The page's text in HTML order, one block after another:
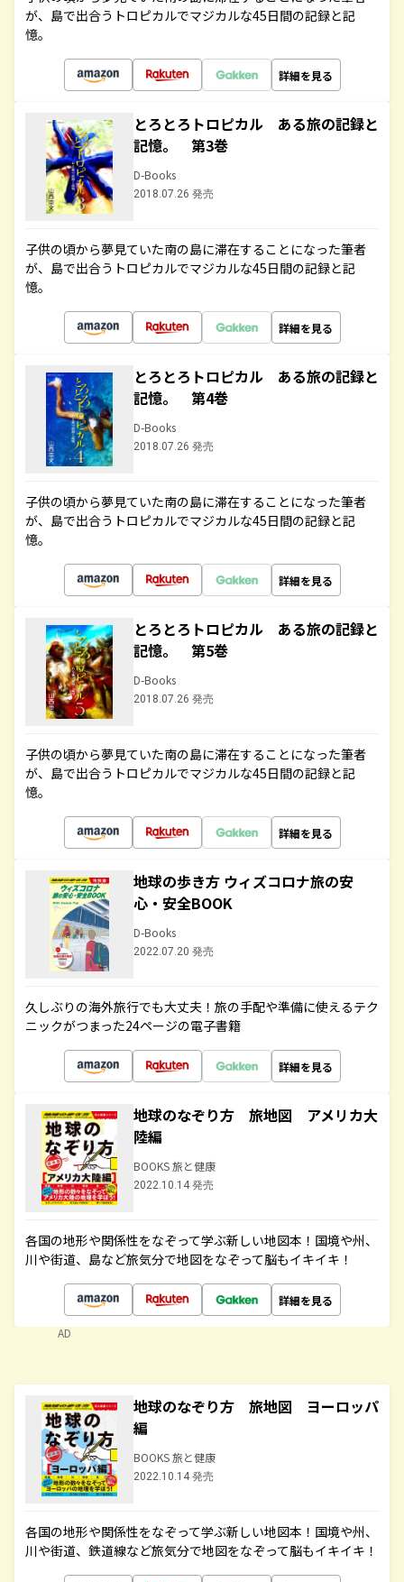
が、島で出合うトロピカルでマジカルな45日間の記録と記
憶。
詳細を見る
とろとろトロピカル ある旅の記録と
記憶。 第3巻
D-Books
2018.07.26 発売
子供の頃から夢見ていた南の島に滞在することになった筆者
が、島で出合うトロピカルでマジカルな45日間の記録と記
憶。
詳細を見る
とろとろトロピカル ある旅の記録と
記憶。 第4巻
D-Books
2018.07.26 発売
子供の頃から夢見ていた南の島に滞在することになった筆者
が、島で出合うトロピカルでマジカルな45日間の記録と記
憶。
詳細を見る
とろとろトロピカル ある旅の記録と
記憶。 第5巻
D-Books
2018.07.26 発売
子供の頃から夢見ていた南の島に滞在することになった筆者
が、島で出合うトロピカルでマジカルな45日間の記録と記
憶。
詳細を見る
地球の歩き方 ウィズコロナ旅の安
心・安全BOOK
D-Books
2022.07.20 発売
久しぶりの海外旅行でも大丈夫！旅の手配や準備に使えるテク
ニックがつまった24ページの電子書籍
詳細を見る
地球のなぞり方 旅地図 アメリカ大
陸編
BOOKS 旅と健康
2022.10.14 発売
各国の地形や関係性をなぞって学ぶ新しい地図本！国境や州、
川や街道、島など旅気分で地図をなぞって脳もイキイキ！
詳細を見る
AD
地球のなぞり方 旅地図 ヨーロッパ
編
BOOKS 旅と健康
2022.10.14 発売
各国の地形や関係性をなぞって学ぶ新しい地図本！国境や州、
川や街道、鉄道線など旅気分で地図をなぞって脳もイキイキ！